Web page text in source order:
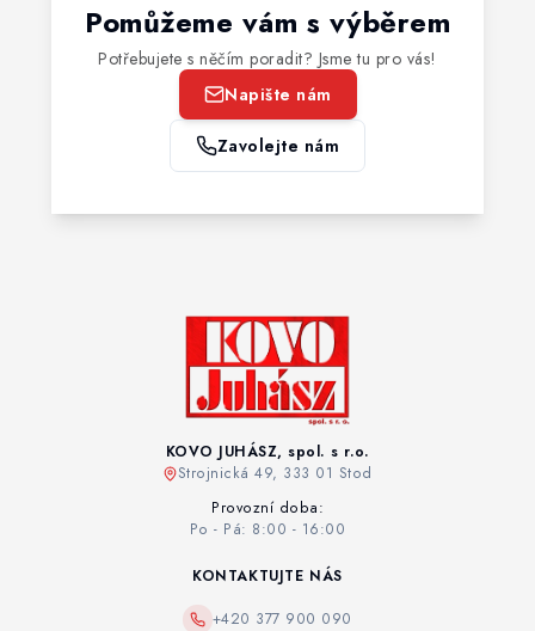
Pomůžeme vám s výběrem
Potřebujete s něčím poradit? Jsme tu pro vás!
Napište nám
Zavolejte nám
KOVO JUHÁSZ, spol. s r.o.
Strojnická 49, 333 01 Stod
Provozní doba:
Po - Pá: 8:00 - 16:00
KONTAKTUJTE NÁS
+420 377 900 090